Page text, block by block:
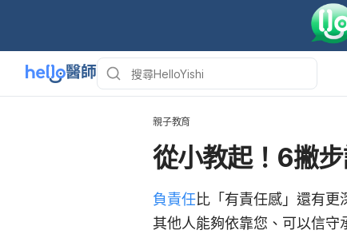
親子教育
從小教起！6撇
負責任比「有責任感」還有
其他人能夠依靠您、可以信